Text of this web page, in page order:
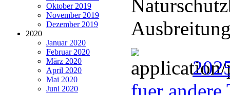
Oktober 2019
November 2019
Dezember 2019
2020
Januar 2020
Februar 2020
März 2020
April 2020
Mai 2020
Juni 2020